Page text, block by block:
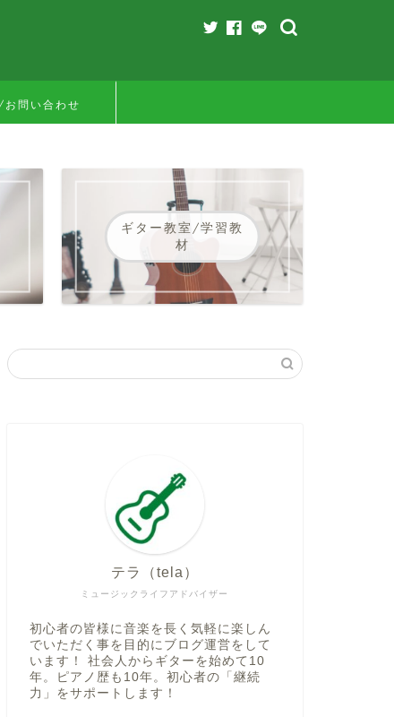
問い合わせ
ギター教室/学習教
材
ミュージックライフアドバイザー
テラ（tela）
初心者の皆様に音楽を長く気軽に楽しん
でいただく事を目的にブログ運営をして
います！ 社会人からギターを始めて10
年。ピアノ歴も10年。初心者の「継続
力」をサポートします！